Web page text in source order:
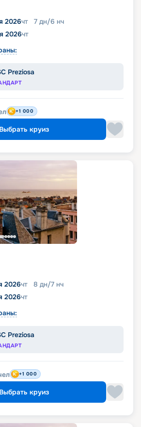
2026чт 7 дн/6 нч
2026чт
Preziosa
+1 000
Выбрать круиз
2026чт 8 дн/7 нч
2026чт
Preziosa
+1 000
Выбрать круиз